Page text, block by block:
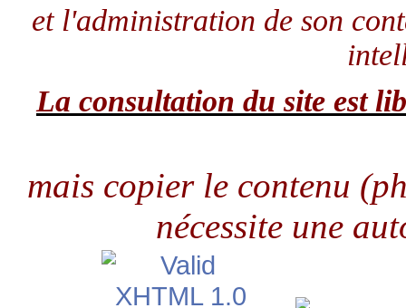
et l'administration de son
La consultation du site est
mais copier le contenu
nécessite une